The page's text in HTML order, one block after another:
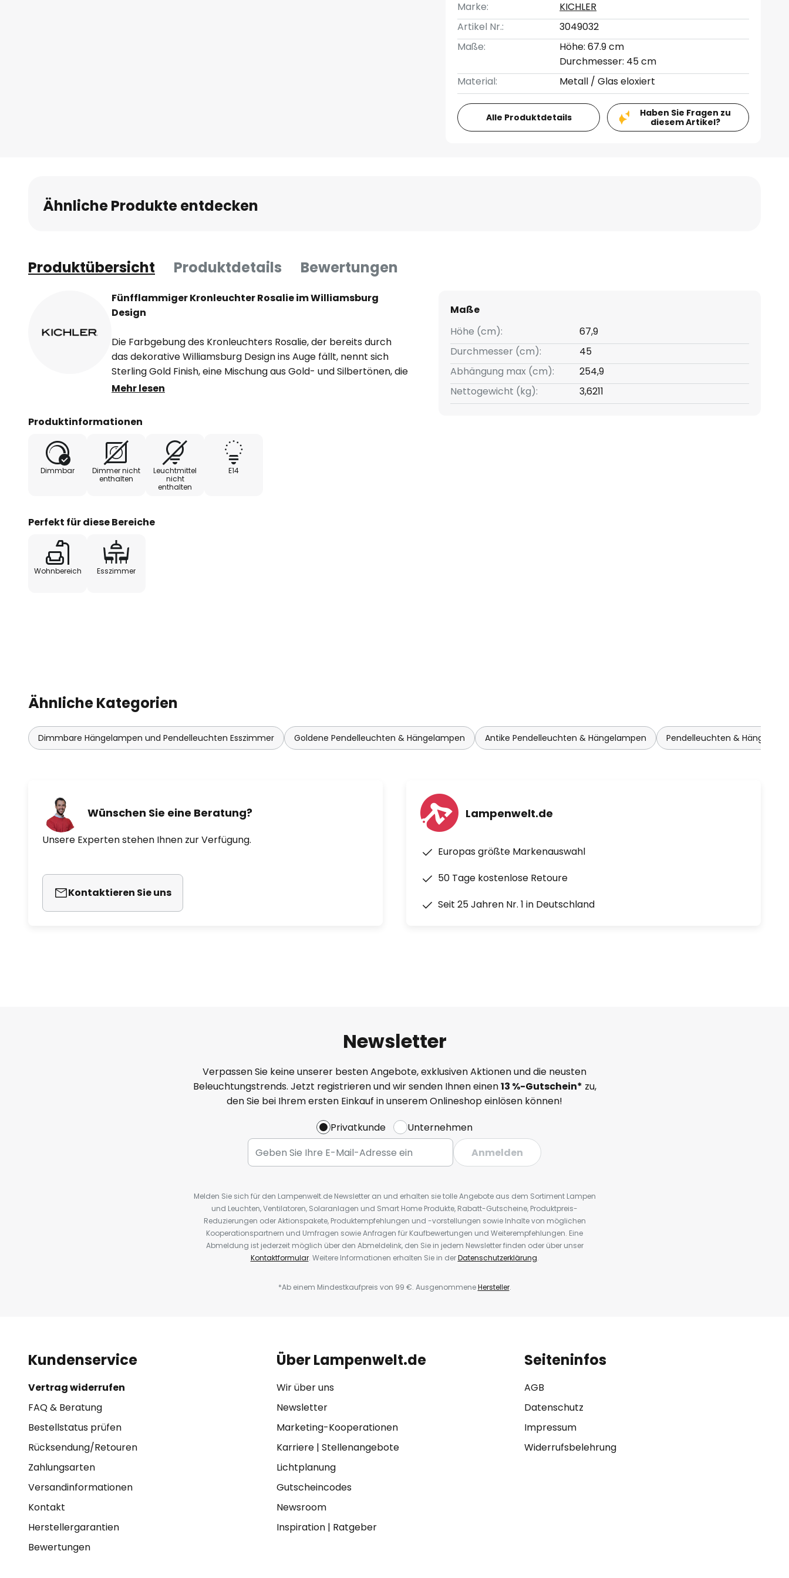
Marke:
KICHLER
Artikel Nr.:
3049032
Maße:
Höhe: 67.9 cm
Durchmesser: 45 cm
Material:
Metall / Glas eloxiert
Alle Produktdetails
Haben Sie Fragen zu
diesem Artikel?
Ähnliche Produkte entdecken
Produktübersicht Produktdetails Bewertungen
Fünfflammiger Kronleuchter Rosalie im Williamsburg
Design
Die Farbgebung des Kronleuchters Rosalie, der bereits durch
das dekorative Williamsburg Design ins Auge fällt, nennt sich
Sterling Gold Finish, eine Mischung aus Gold- und Silbertönen, die
besonders glamourös wirkt. Weitere Blickmagneten sind das
Glashänger. Beide Glaselemente bestehen aus Mercury-Glas,
für luxuriösen Lichterglanz im Wohnzimmer.
Mehr lesen
Produktinformationen
Dimmbar
Dimmer nicht
enthalten
Leuchtmittel
nicht
enthalten
E14
Perfekt für diese Bereiche
Wohnbereich Esszimmer
Maße
Höhe (cm):
67,9
Durchmesser (cm):
45
Abhängung max (cm):
254,9
Nettogewicht (kg):
3,6211
Ähnliche Kategorien
Dimmbare Hängelampen und Pendelleuchten Esszimmer Goldene Pendelleuchten & Hängelampen Antike Pendelleuchten & Hängelampen Pendelleuchten &
Wünschen Sie eine Beratung?
Unsere Experten stehen Ihnen zur Verfügung.
Kontaktieren Sie uns
Lampenwelt.de
Europas größte Markenauswahl
50 Tage kostenlose Retoure
Seit 25 Jahren Nr. 1 in Deutschland
Newsletter
Verpassen Sie keine unserer besten Angebote, exklusiven Aktionen und die neusten
Beleuchtungstrends. Jetzt registrieren und wir senden Ihnen einen13 %-Gutschein* zu,
den Sie bei Ihrem ersten Einkauf in unserem Onlineshop einlösen können!
Privatkunde
Unternehmen
Anmelden
Melden Sie sich für den Lampenwelt.de Newsletter an und erhalten sie tolle Angebote aus dem Sortiment Lampen
und Leuchten, Ventilatoren, Solaranlagen und Smart Home Produkte, Rabatt-Gutscheine, Produktpreis-
Reduzierungen oder Aktionspakete, Produktempfehlungen und -vorstellungen sowie Inhalte von möglichen
Kooperationspartnern und Umfragen sowie Anfragen für Kaufbewertungen und Weiterempfehlungen. Eine
Abmeldung ist jederzeit möglich über den Abmeldelink, den Sie in jedem Newsletter finden oder über unser
Kontaktformular. Weitere Informationen erhalten Sie in derDatenschutzerklärung.
*Ab einem Mindestkaufpreis von 99 €. AusgenommeneHersteller.
Kundenservice
Vertrag widerrufen
FAQ & Beratung
Bestellstatus prüfen
Rücksendung/Retouren
Zahlungsarten
Versandinformationen
Kontakt
Herstellergarantien
Bewertungen
Über Lampenwelt.de
Wir über uns
Newsletter
Marketing-Kooperationen
Karriere| Stellenangebote
Lichtplanung
Gutscheincodes
Newsroom
Inspiration| Ratgeber
Seiteninfos
AGB
Datenschutz
Impressum
Widerrufsbelehrung